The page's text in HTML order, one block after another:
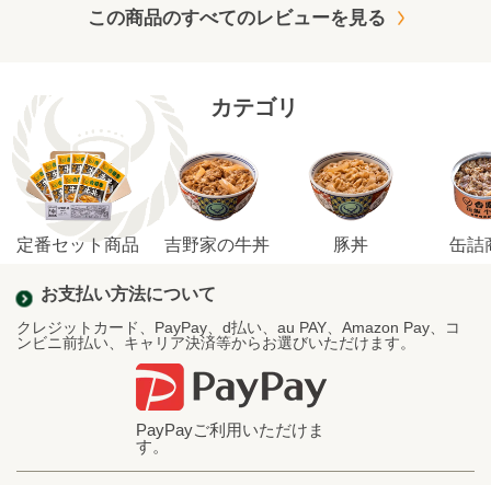
この商品のすべてのレビューを見る
カテゴリ
定番セット商品 吉野家の牛丼 豚丼 缶詰
お支払い方法について
クレジットカード、PayPay、d払い、au PAY、Amazon Pay、コ
ンビニ前払い、キャリア決済等からお選びいただけます。
PayPayご利用いただけま
す。